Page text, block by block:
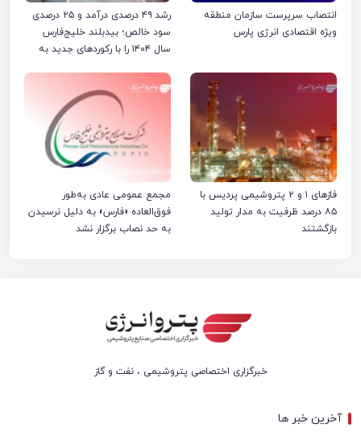
انتصاب سرپرست سازمان منطقه
ویژه اقتصادی انرژی پارس
رشد ۴۹ درصدی درآمد و ۲۵ درصدی
سود خالص؛ بیدبلند خلیج‌فارس
سال ۱۴۰۴ را با رکوردهای جدید به
فازهای ۱ و ۲ پتروشیمی پردیس با
۸۵ درصد ظرفیت به مدار تولید
بازگشتند
مجمع عمومی عادی به‌طور
فوق‌العاده «فارس» به دلیل نرسیدن
به حد نصاب برگزار نشد
خبرگزاری اختصاصی پتروشیمی ، نفت و گاز
آخرین خبر ها